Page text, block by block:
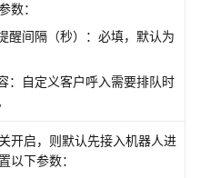
数：
醒间隔（秒）：必填，默认为
：自定义客户呼入需要排队时
开启，则默认先接入机器人进
以下参数：